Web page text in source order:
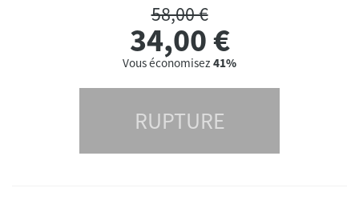
58,00 €
34,00€
Vous économisez 41%
RUPTURE